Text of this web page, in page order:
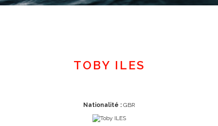
TOBY ILES
Nationalité :GBR